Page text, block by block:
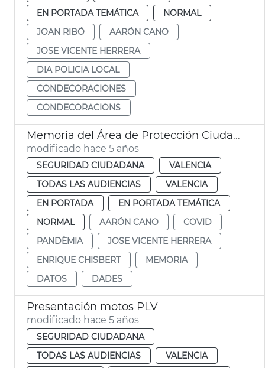
EN PORTADA TEMÁTICA
NORMAL
JOAN RIBÓ
AARÓN CANO
JOSE VICENTE HERRERA
DIA POLICIA LOCAL
CONDECORACIONES
CONDECORACIONS
Memoria del Área de Protección Ciudadana
modificado hace 5 años
SEGURIDAD CIUDADANA
VALENCIA
TODAS LAS AUDIENCIAS
VALENCIA
EN PORTADA
EN PORTADA TEMÁTICA
NORMAL
AARÓN CANO
COVID
PANDÈMIA
JOSE VICENTE HERRERA
ENRIQUE CHISBERT
MEMORIA
DATOS
DADES
Presentación motos PLV
modificado hace 5 años
SEGURIDAD CIUDADANA
TODAS LAS AUDIENCIAS
VALENCIA